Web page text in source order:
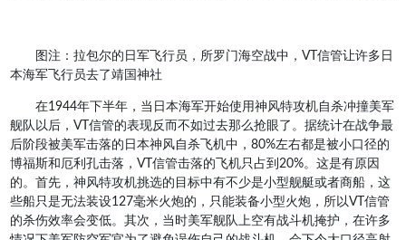
图注：拉包尔的日军飞行员，所罗门海空战中，VT信管让许多日
本海军飞行员去了靖国神社
在1944年下半年，当日本海军开始使用神风特攻机自杀冲撞美军
舰队以后，VT信管的表现反而不如过去那么抢眼了。据统计在战争最
后阶段被美军击落的日本神风自杀飞机中，80%左右都是被小口径的
博福斯和厄利孔击落，VT信管击落的飞机只占到20%。这是有原因
的。首先，神风特攻机挑选的目标中有不少是小型舰艇或者商船，这
些船只是无法装设127毫米火炮的，只能装备小型火炮，所以VT信管
的杀伤效率会变低。其次，当时美军舰队上空有战斗机掩护，在许多